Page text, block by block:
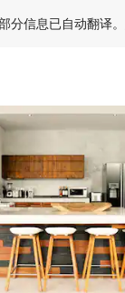
分信息已自动翻译。